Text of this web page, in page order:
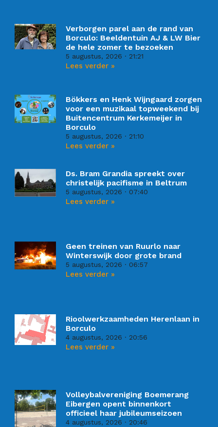
Verborgen parel aan de rand van
Borculo: Beeldentuin AJ & LW Bier
de hele zomer te bezoeken
5 augustus, 2026 21:21
Lees verder »
Bökkers en Henk Wijngaard zorgen
voor een muzikaal topweekend bij
Buitencentrum Kerkemeijer in
Borculo
5 augustus, 2026 21:10
Lees verder »
Ds. Bram Grandia spreekt over
christelijk pacifisme in Beltrum
5 augustus, 2026 07:40
Lees verder »
Geen treinen van Ruurlo naar
Winterswijk door grote brand
5 augustus, 2026 06:57
Lees verder »
Rioolwerkzaamheden Herenlaan in
Borculo
4 augustus, 2026 20:56
Lees verder »
Volleybalvereniging Boemerang
Eibergen opent binnenkort
officieel haar jubileumseizoen
4 augustus, 2026 20:46